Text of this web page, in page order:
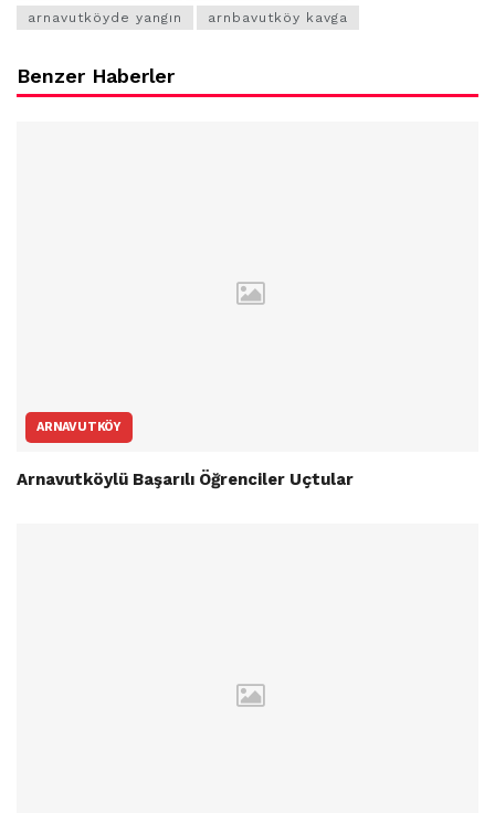
arnavutköyde yangın
arnbavutköy kavga
Benzer Haberler
ARNAVUTKÖY
Arnavutköylü Başarılı Öğrenciler Uçtular